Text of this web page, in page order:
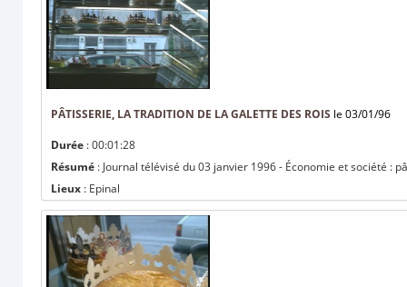
PÂTISSERIE, LA TRADITION DE LA GALETTE DES ROIS le 03/01/96
Durée : 00:01:28
Résumé : Journal télévisé du 03 janvier 1996 - Économie et société :
Lieux : Epinal